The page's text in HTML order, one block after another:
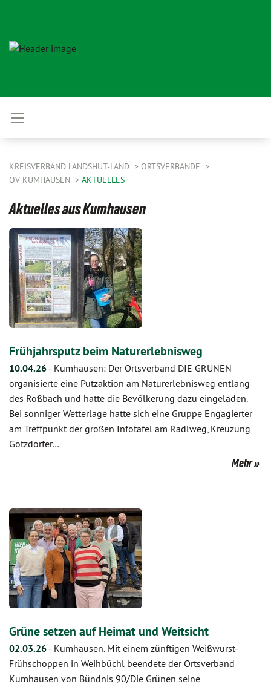
KREISVERBAND LANDSHUT-LAND
ORTSVERBÄNDE
OV KUMHAUSEN
AKTUELLES
Aktuelles aus Kumhausen
Frühjahrsputz beim Naturerlebnisweg
10.04.26 - Kumhausen: Der Ortsverband DIE GRÜNEN
organisierte eine Putzaktion am Naturerlebnisweg entlang
des Roßbach und hatte die Bevölkerung dazu eingeladen.
Bei sonniger Wetterlage hatte sich eine Gruppe Engagierter
am Treffpunkt der großen Infotafel am Radlweg, Kreuzung
Götzdorfer…
Mehr
Grüne setzen auf Heimat und Weitsicht
02.03.26 - Kumhausen. Mit einem zünftigen Weißwurst-
Frühschoppen in Weihbüchl beendete der Ortsverband
Kumhausen von Bündnis 90/Die Grünen seine